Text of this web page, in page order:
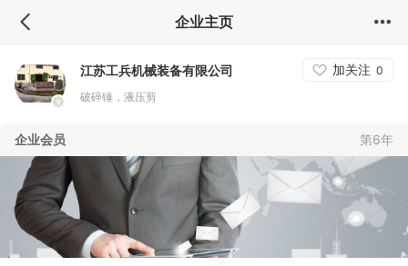
企业主页
江苏工兵机械装备有限公司 加关注 0
破碎锤，液压剪
企业会员 第6年